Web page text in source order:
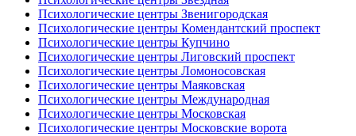
Психологические центры Звенигородская
Психологические центры Комендантский проспект
Психологические центры Купчино
Психологические центры Лиговский проспект
Психологические центры Ломоносовская
Психологические центры Маяковская
Психологические центры Международная
Психологические центры Московская
Психологические центры Московские ворота